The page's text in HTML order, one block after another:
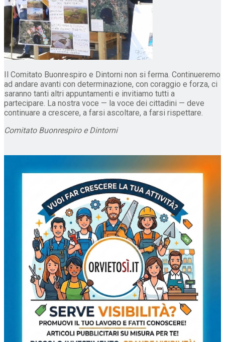
Il Comitato Buonrespiro e Dintorni non si ferma. Continueremo
ad andare avanti con determinazione, con coraggio e forza, ci
saranno tanti altri appuntamenti e invitiamo tutti a
partecipare. La nostra voce — la voce dei cittadini — deve
continuare a crescere, a farsi ascoltare, a farsi rispettare.
Comitato Buonrespiro e Dintorni